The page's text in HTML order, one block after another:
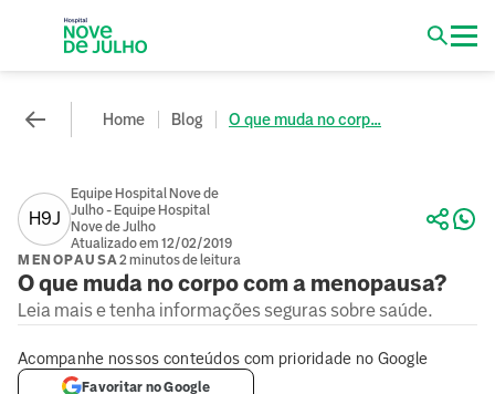
Home Blog O que muda no corp...
H9J
Equipe Hospital Nove de
Julho - Equipe Hospital
Nove de Julho
Atualizado em 12/02/2019
MENOPAUSA2 minutos de leitura
O que muda no corpo com a menopausa?
Leia mais e tenha informações seguras sobre saúde.
Acompanhe nossos conteúdos com prioridade no Google
Favoritar no Google